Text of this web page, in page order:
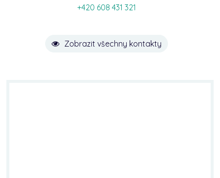
+420 608 431 321
Zobrazit všechny kontakty